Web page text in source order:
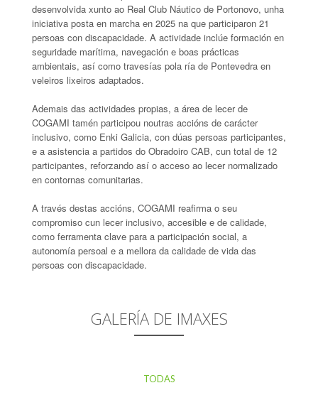
desenvolvida xunto ao Real Club Náutico de Portonovo, unha
iniciativa posta en marcha en 2025 na que participaron 21
persoas con discapacidade. A actividade inclúe formación en
seguridade marítima, navegación e boas prácticas
ambientais, así como travesías pola ría de Pontevedra en
veleiros lixeiros adaptados.
Ademais das actividades propias, a área de lecer de
COGAMI tamén participou noutras accións de carácter
inclusivo, como Enki Galicia, con dúas persoas participantes,
e a asistencia a partidos do Obradoiro CAB, cun total de 12
participantes, reforzando así o acceso ao lecer normalizado
en contornas comunitarias.
A través destas accións, COGAMI reafirma o seu
compromiso cun lecer inclusivo, accesible e de calidade,
como ferramenta clave para a participación social, a
autonomía persoal e a mellora da calidade de vida das
persoas con discapacidade.
GALERÍA DE IMAXES
TODAS